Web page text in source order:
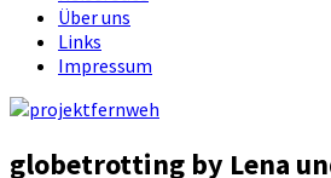
Über uns
Links
Impressum
globetrotting by Lena